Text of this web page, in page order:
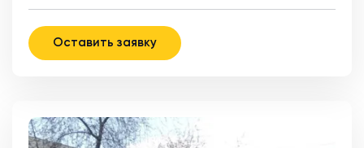
Оставить заявку